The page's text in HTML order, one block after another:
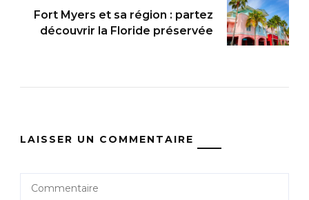
Fort Myers et sa région : partez
découvrir la Floride préservée
LAISSER UN COMMENTAIRE